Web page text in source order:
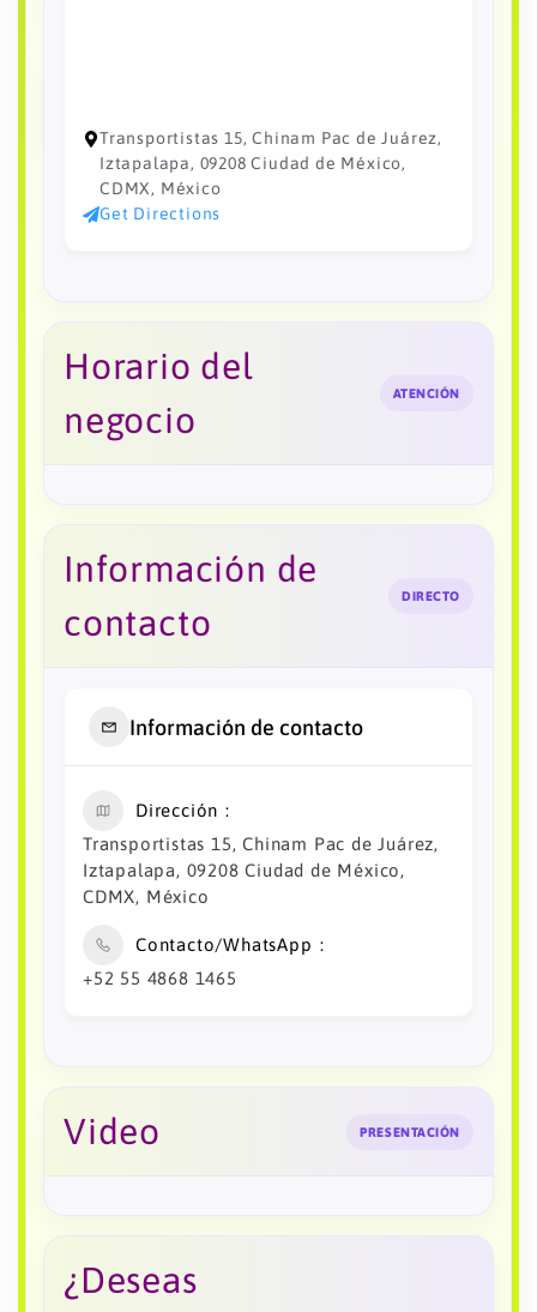
Transportistas 15, Chinam Pac de Juárez,
Iztapalapa, 09208 Ciudad de México,
CDMX, México
Get Directions
Horario del
negocio
ATENCIÓN
Información de
contacto
DIRECTO
Información de contacto
Dirección
Transportistas 15, Chinam Pac de Juárez,
Iztapalapa, 09208 Ciudad de México,
CDMX, México
Contacto/WhatsApp
+52 55 4868 1465
Video PRESENTACIÓN
¿Deseas